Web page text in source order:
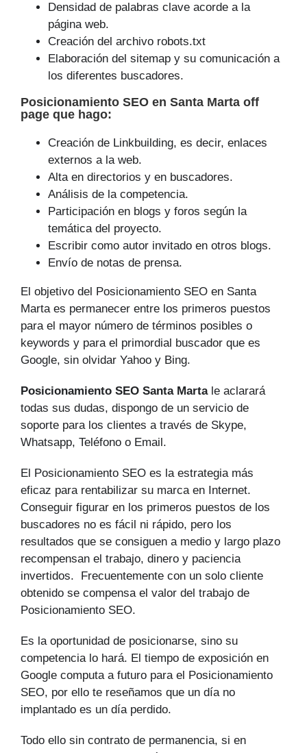
Densidad de palabras clave acorde a la
página web.
Creación del archivo robots.txt
Elaboración del sitemap y su comunicación a
los diferentes buscadores.
Posicionamiento SEO en Santa Marta off
page que hago:
Creación de Linkbuilding, es decir, enlaces
externos a la web.
Alta en directorios y en buscadores.
Análisis de la competencia.
Participación en blogs y foros según la
temática del proyecto.
Escribir como autor invitado en otros blogs.
Envío de notas de prensa.
El objetivo del Posicionamiento SEO en Santa
Marta es permanecer entre los primeros puestos
para el mayor número de tér­minos posibles o
keywords y para el primordial buscador que es
Google, sin olvidar Yahoo y Bing.
Posicionamiento SEO Santa Martale aclarará
todas sus dudas, dispongo de un servicio de
soporte para los clientes a través de Skype,
Whatsapp, Teléfono o Email.
El Posicionamiento SEO es la estrategia más
eficaz para rentabilizar su marca en Internet.
Conseguir figurar en los primeros puestos de los
buscadores no es fácil ni rápido, pero los
resultados que se consiguen a medio y largo plazo
recompensan el trabajo, dinero y paciencia
invertidos. Frecuentemente con un solo cliente
obtenido se compensa el valor del trabajo de
Posicionamiento SEO.
Es la oportunidad de posicionarse, sino su
competencia lo hará. El tiempo de exposición en
Google computa a futuro para el Posicionamiento
SEO, por ello te reseñamos que un día no
implantado es un día perdido.
Todo ello sin contrato de permanencia, si en